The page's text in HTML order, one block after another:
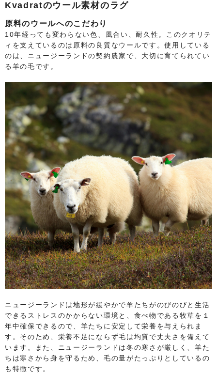
Kvadratのウール素材のラグ
原料のウールへのこだわり
10年経っても変わらない色、風合い、耐久性。このクオリテ
ィを支えているのは原料の良質なウールです。使用している
のは、ニュージーランドの契約農家で、大切に育てられてい
る羊の毛です。
ニュージーランドは地形が緩やかで羊たちがのびのびと生活
できるストレスのかからない環境と、食べ物である牧草を１
年中確保できるので、羊たちに安定して栄養を与えられま
す。そのため、栄養不足にならず毛は均質で丈夫さを備えて
います。また、ニュージーランドは冬の寒さが厳しく、羊た
ちは寒さから身を守るため、毛の量がたっぷりとしているの
も特徴です。